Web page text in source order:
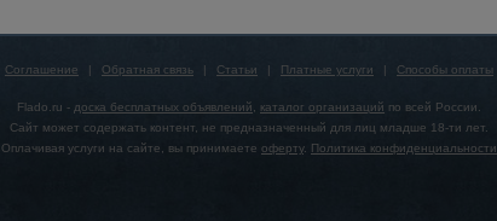
Соглашение | Обратная связь | Статьи | Платные услуги | Способы оплаты
Flado.ru - доска бесплатных объявлений, каталог организаций по всей России.
Сайт может содержать контент, не предназначенный для лиц младше 18-ти лет.
Оплачивая услуги на сайте, вы принимаете оферту. Политика конфиденциальности